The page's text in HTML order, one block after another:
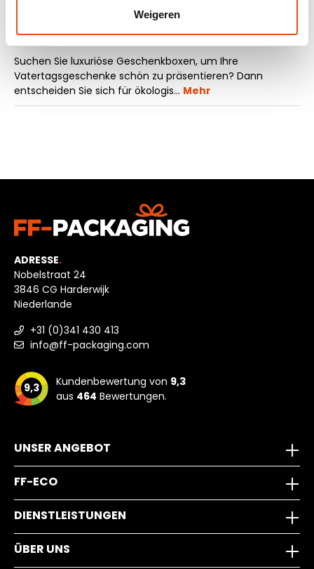
Weigeren
Beschreibung
Suchen Sie luxuriöse Geschenkboxen, um Ihre
Vatertagsgeschenke schön zu präsentieren? Dann
entscheiden Sie sich für ökologis… Mehr
ADRESSE.
Nobelstraat 24
3846 CG Harderwijk
Niederlande
+31 (0)341 430 413
info@ff-packaging.com
9,3 Kundenbewertung von 9,3
aus 464 Bewertungen.
UNSER ANGEBOT
FF-ECO
DIENSTLEISTUNGEN
ÜBER UNS